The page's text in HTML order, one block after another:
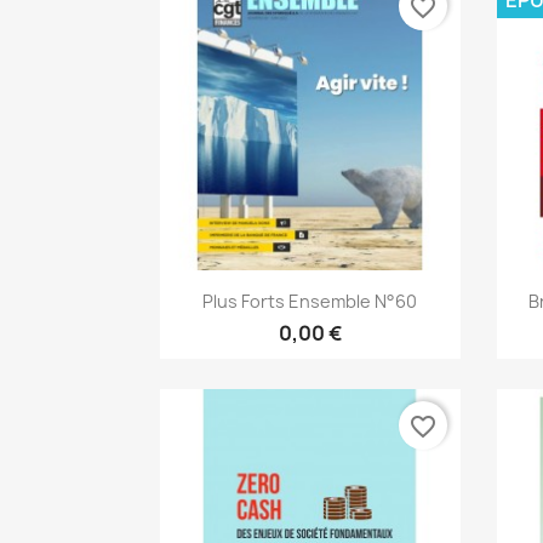
Aperçu rapide
Plus Forts Ensemble N°60
0,00 €
favorite_border
favorite_border